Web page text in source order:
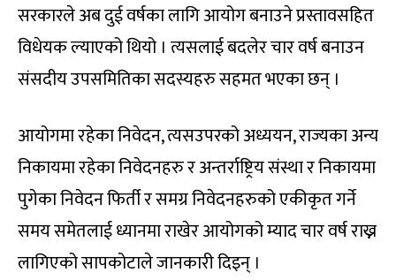
सरकारले अब दुई वर्षका लागि आयोग बनाउने प्रस्तावसहित
विधेयक ल्याएको थियो । त्यसलाई बदलेर चार वर्ष बनाउन
संसदीय उपसमितिका सदस्यहरु सहमत भएका छन् ।
आयोगमा रहेका निवेदन, त्यसउपरको अध्ययन, राज्यका अन्य
निकायमा रहेका निवेदनहरु र अन्तर्राष्ट्रिय संस्था र निकायमा
पुगेका निवेदन फिर्ती र समग्र निवेदनहरुको एकीकृत गर्ने
समय समेतलाई ध्यानमा राखेर आयोगको म्याद चार वर्ष राख्न
लागिएको सापकोटाले जानकारी दिइन् ।